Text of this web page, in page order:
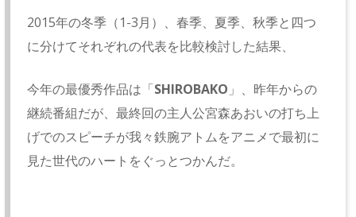
2015年の冬季（1-3月）、春季、夏季、秋季と四つ
に分けてそれぞれの代表を比較検討した結果、
今年の最優秀作品は「SHIROBAKO 」、昨年からの
継続番組だが、最終回の主人公宮森あおいの打ち上
げでのスピーチが我々鉄腕アトムをアニメで最初に
見た世代のハートをぐっとつかんだ。